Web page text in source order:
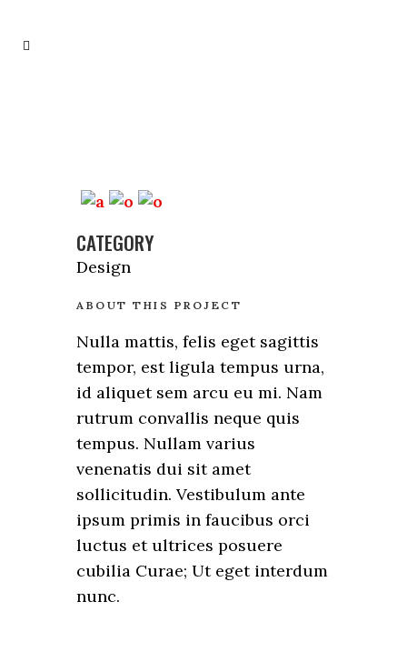
CATEGORY
Design
ABOUT THIS PROJECT
Nulla mattis, felis eget sagittis
tempor, est ligula tempus urna,
id aliquet sem arcu eu mi. Nam
rutrum convallis neque quis
tempus. Nullam varius
venenatis dui sit amet
sollicitudin. Vestibulum ante
ipsum primis in faucibus orci
luctus et ultrices posuere
cubilia Curae; Ut eget interdum
nunc.